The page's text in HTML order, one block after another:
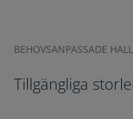
BEHOVSANPASSADE
Tillgängliga